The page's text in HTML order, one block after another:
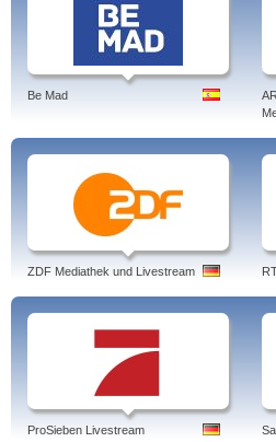
Be Mad
ZDF Mediathek und Livestream
ProSieben Livestream